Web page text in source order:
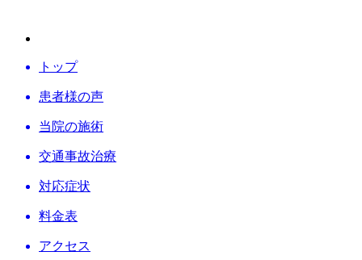
トップ
患者様の声
当院の施術
交通事故治療
対応症状
料金表
アクセス